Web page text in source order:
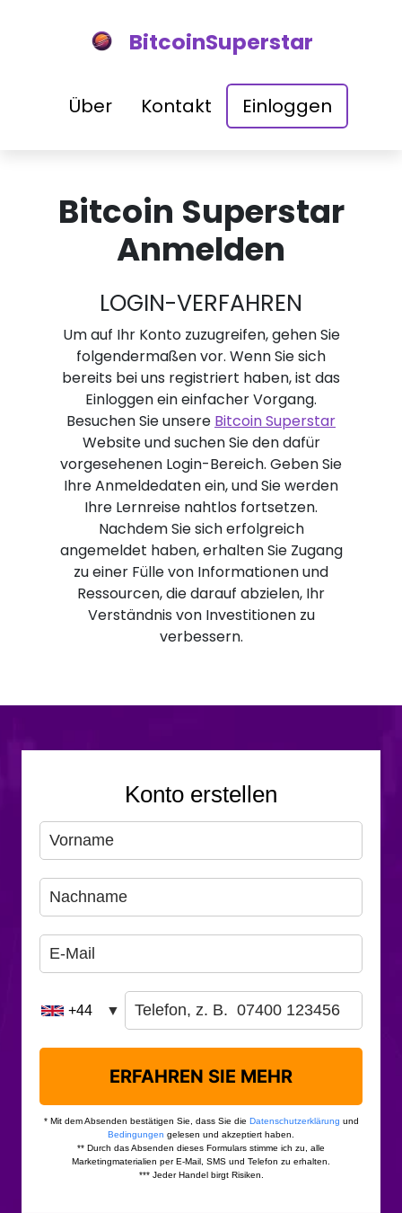
BitcoinSuperstar
Über Kontakt Einloggen
Bitcoin Superstar
Anmelden
LOGIN-VERFAHREN
Um auf Ihr Konto zuzugreifen, gehen Sie
folgendermaßen vor. Wenn Sie sich
bereits bei uns registriert haben, ist das
Einloggen ein einfacher Vorgang.
Besuchen Sie unsere Bitcoin Superstar
Website und suchen Sie den dafür
vorgesehenen Login-Bereich. Geben Sie
Ihre Anmeldedaten ein, und Sie werden
Ihre Lernreise nahtlos fortsetzen.
Nachdem Sie sich erfolgreich
angemeldet haben, erhalten Sie Zugang
zu einer Fülle von Informationen und
Ressourcen, die darauf abzielen, Ihr
Verständnis von Investitionen zu
verbessern.